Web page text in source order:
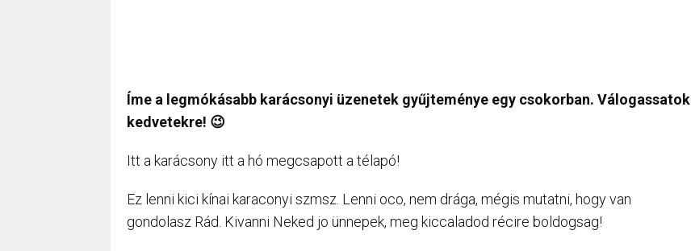
Íme a legmókásabb karácsonyi üzenetek gyűjteménye egy csokorban. Válogassatok
kedvetekre! 😉
Itt a karácsony itt a hó megcsapott a télapó!
Ez lenni kici kínai karaconyi szmsz. Lenni oco, nem drága, mégis mutatni, hogy van
gondolasz Rád. Kivanni Neked jo ünnepek, meg kiccaladod récire boldogsag!